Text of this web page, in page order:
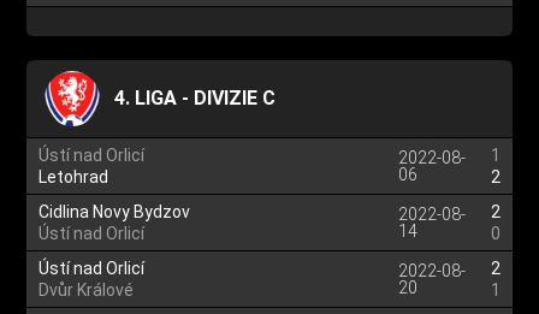
4. LIGA - DIVIZIE C
Ústí nad Orlicí
Letohrad
2022-08-
06
1
2
Cidlina Novy Bydzov
Ústí nad Orlicí
2022-08-
14
2
0
Ústí nad Orlicí
Dvůr Králové
2022-08-
20
2
1